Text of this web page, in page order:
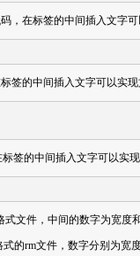
，在标签的中间插入文字可
签的中间插入文字可以实现
签的中间插入文字可以实现
式文件，中间的数字为宽度
式的rm文件，数字分别为宽